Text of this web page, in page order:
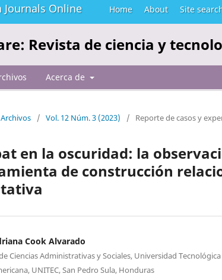
Journals Online Home About Site
Revista de ciencia y
Acerca de
Archivos / Vol. 12 Núm. 3 (2023) / Reporte de casos y
en la oscuridad: la
de construcción
Cook Alvarado
Ciencias Administrativas y Sociales, Universidad Tecnológica
UNITEC, San Pedro Sula, Honduras